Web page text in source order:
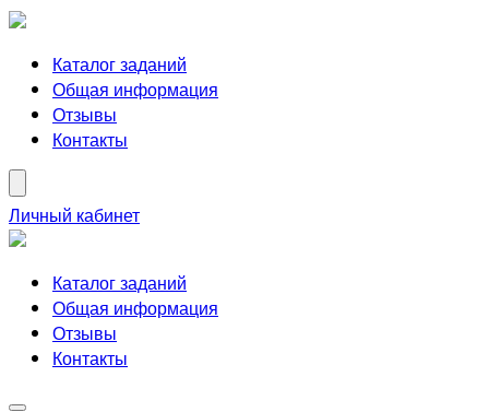
Каталог заданий
Общая информация
Отзывы
Контакты
Личный кабинет
Каталог заданий
Общая информация
Отзывы
Контакты